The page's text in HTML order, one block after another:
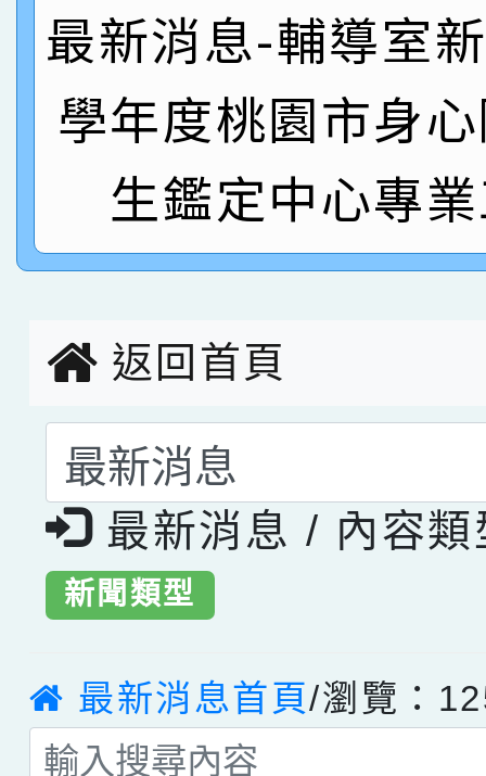
名
倩參加桃園市科展 國
賀！本校四年二班張O
園市英語競賽國小朗讀
指導老師林老師
賀！本校參加桃園市中
賽 劉文瑛教師榮獲教
臺灣台語-第二名
賀！本校參與2026世
市賽榮獲科學小創客佳
創客第三名。
最新消息-輔導室
學年度桃園市身
生鑑定中心專
返回首頁
選擇後頁面內容會更
最新消息 / 內容類
新聞類型
最新消息首頁/瀏覽：